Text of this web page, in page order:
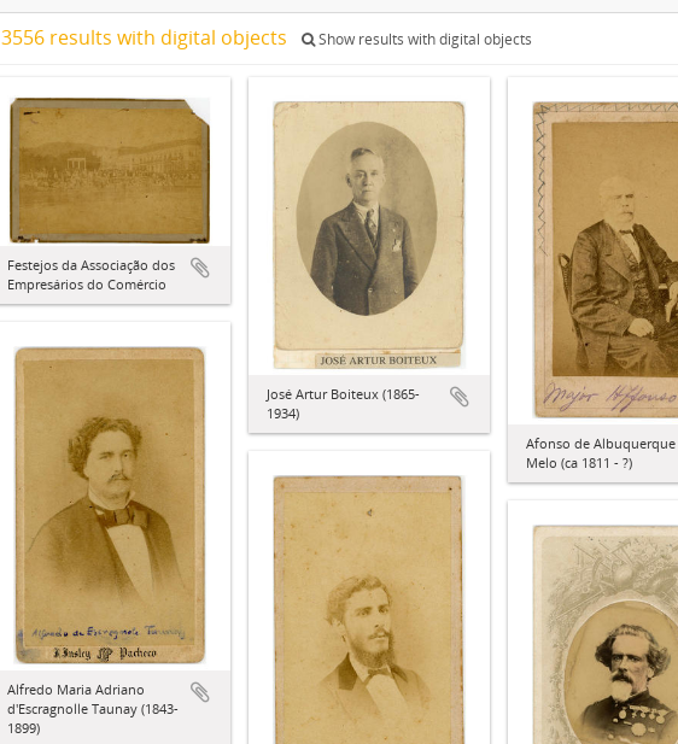
3556 results with digital objects Show results with digital objects
Festejos da Associação dos
Empresários do Comércio
José Artur Boiteux (1865-
1934)
Afonso de Albuquerque
Melo (ca 1811 - ?)
Alfredo Maria Adriano
d'Escragnolle Taunay (1843-
1899)